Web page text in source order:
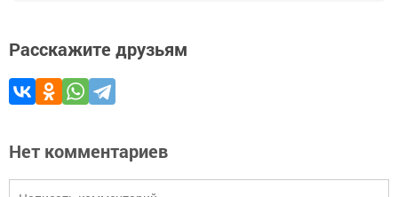
Расскажите друзьям
Нет комментариев